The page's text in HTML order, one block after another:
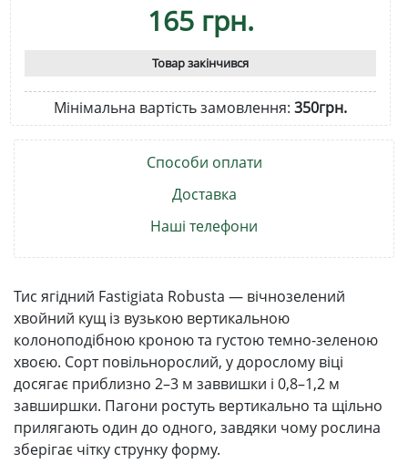
165 грн.
Товар закінчився
Мінімальна вартість замовлення: 350грн.
Способи оплати
Доставка
Наші телефони
Тис ягідний Fastigiata Robusta — вічнозелений
хвойний кущ із вузькою вертикальною
колоноподібною кроною та густою темно-зеленою
хвоєю. Сорт повільнорослий, у дорослому віці
досягає приблизно 2–3 м заввишки і 0,8–1,2 м
завширшки. Пагони ростуть вертикально та щільно
прилягають один до одного, завдяки чому рослина
зберігає чітку струнку форму.